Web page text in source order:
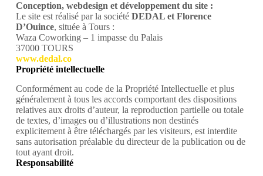
Conception, webdesign et développement du site :
Le site est réalisé par la société DEDAL et Florence
D’Ouince, située à Tours :
Waza Coworking – 1 impasse du Palais
37000 TOURS
www.dedal.co
Propriété intellectuelle
Conformément au code de la Propriété Intellectuelle et plus
généralement à tous les accords comportant des dispositions
relatives aux droits d’auteur, la reproduction partielle ou totale
de textes, d’images ou d’illustrations non destinés
explicitement à être téléchargés par les visiteurs, est interdite
sans autorisation préalable du directeur de la publication ou de
tout ayant droit.
Responsabilité